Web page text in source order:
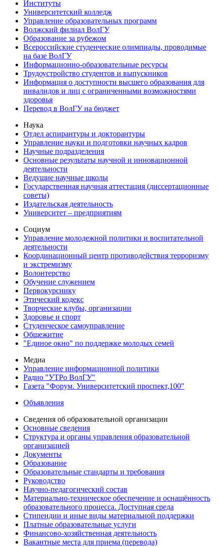
Институты
Университетский колледж
Управление образовательных программ
Волжский филиал ВолГУ
Образование за рубежом
Всероссийские студенческие олимпиады, проводимые
на базе ВолГУ
Информационно-образовательные ресурсы
Трудоустройство студентов и выпускников
Информация о доступности высшего образования для
инвалидов и лиц с ограниченными возможностями
здоровья
Перевод в ВолГУ на бюджет
Наука
Отдел аспирантуры и докторантуры
Управление науки и подготовки научных кадров
Научные подразделения
Основные результаты научной и инновационной
деятельности
Ведущие научные школы
Государственная научная аттестация (диссертационные
советы)
Издательская деятельность
Университет – предприятиям
Социум
Управление молодежной политики и воспитательной
деятельности
Координационный центр противодействия терроризму
и экстремизму
Волонтерство
Обучение служением
Первокурснику
Этический кодекс
Творческие клубы, организации
Здоровье и спорт
Студенческое самоуправление
Общежитие
"Единое окно" по поддержке молодых семей
Медиа
Управление информационной политики
Радио "УТРо ВолГУ"
Газета "Форум. Университетский проспект,100"
Объявления
Сведения об образовательной организации
Основные сведения
Структура и органы управления образовательной
организацией
Документы
Образование
Образовательные стандарты и требования
Руководство
Научно-педагогический состав
Материально-техническое обеспечение и оснащённость
образовательного процесса. Доступная среда
Стипендии и иные виды материальной поддержки
Платные образовательные услуги
Финансово-хозяйственная деятельность
Вакантные места для приема (перевода)